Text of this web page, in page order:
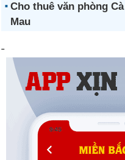
Cho thuê văn phòng Cà
Mau